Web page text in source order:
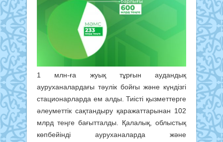
1 млн-ға жуық тұрғын аудандық
ауруханалардағы тәулік бойғы және күндізгі
стационарларда ем алды. Тиісті қызметтерге
әлеуметтік сақтандыру қаражаттарынан 102
млрд теңге бағытталды. Қалалық, облыстық
көпбейінді ауруханаларда және